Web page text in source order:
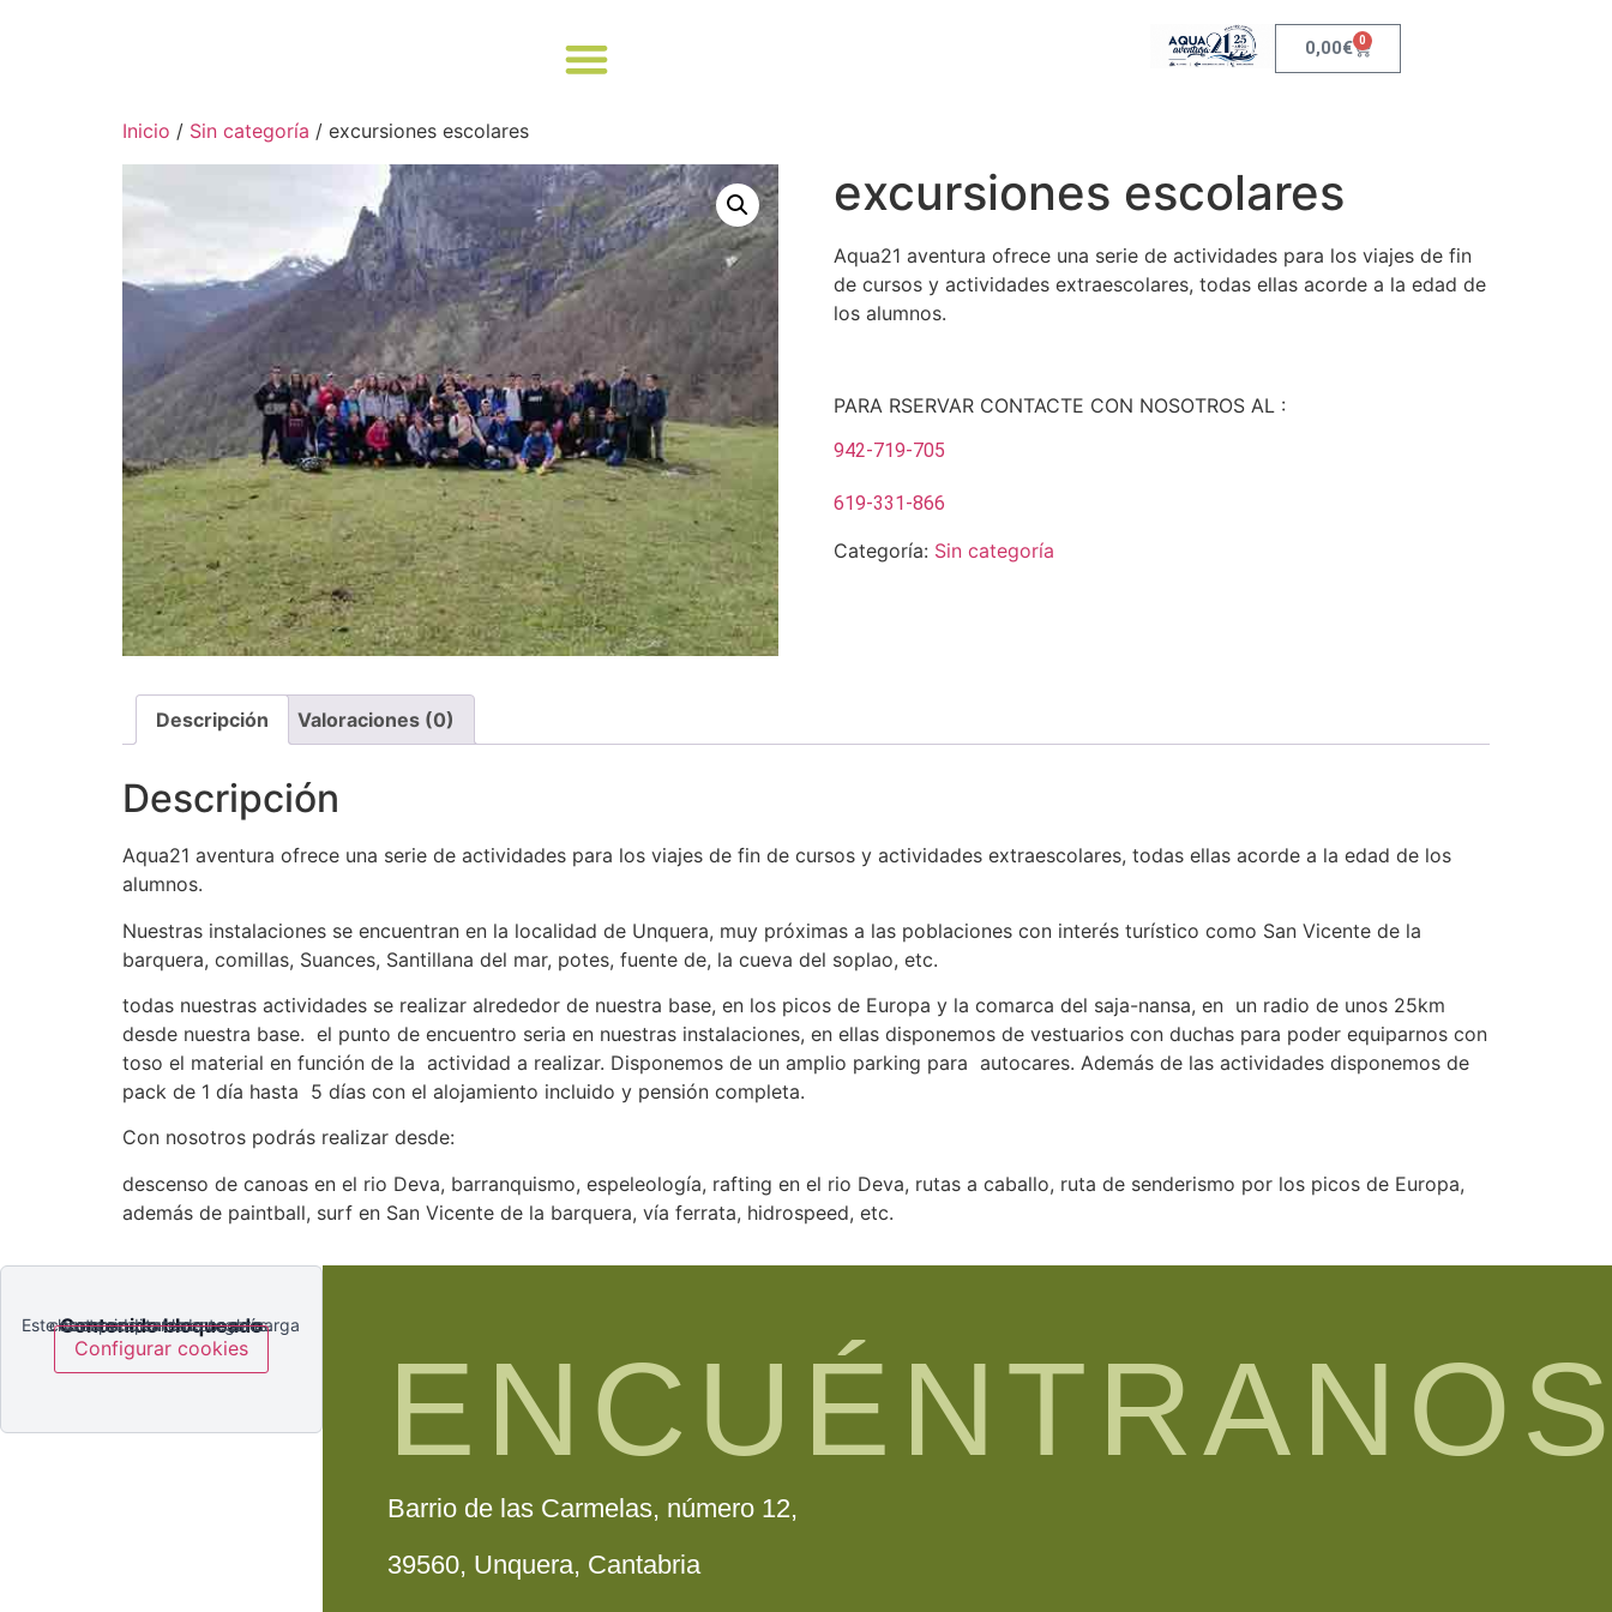
0,00€ 0
Inicio / Sin categoría / excursiones escolares
excursiones escolares
Aqua21 aventura ofrece una serie de actividades para los viajes de fin
de cursos y actividades extraescolares, todas ellas acorde a la edad de
los alumnos.
PARA RSERVAR CONTACTE CON NOSOTROS AL :
942-719-705
619-331-866
Categoría: Sin categoría
Descripción Valoraciones (0)
Descripción
Aqua21 aventura ofrece una serie de actividades para los viajes de fin de cursos y actividades extraescolares, todas ellas acorde a la edad de los
alumnos.
Nuestras instalaciones se encuentran en la localidad de Unquera, muy próximas a las poblaciones con interés turístico como San Vicente de la
barquera, comillas, Suances, Santillana del mar, potes, fuente de, la cueva del soplao, etc.
todas nuestras actividades se realizar alrededor de nuestra base, en los picos de Europa y la comarca del saja-nansa, en un radio de unos 25km
desde nuestra base. el punto de encuentro seria en nuestras instalaciones, en ellas disponemos de vestuarios con duchas para poder equiparnos con
toso el material en función de la actividad a realizar. Disponemos de un amplio parking para autocares. Además de las actividades disponemos de
pack de 1 día hasta 5 días con el alojamiento incluido y pensión completa.
Con nosotros podrás realizar desde:
descenso de canoas en el rio Deva, barranquismo, espeleología, rafting en el rio Deva, rutas a caballo, ruta de senderismo por los picos de Europa,
además de paintball, surf en San Vicente de la barquera, vía ferrata, hidrospeed, etc.
Contenido bloqueado
Este contenido externo no se carga hasta aceptar la categoría correspondiente de cookies.
Configurar cookies
Barrio de las Carmelas, número 12,
39560, Unquera, Cantabria